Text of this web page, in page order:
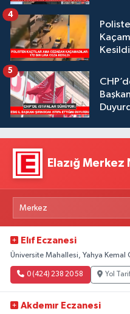
Kesildi
4
5
Elazığ
Elıf Eczanesi
Üniversite Mahallesi, Yahya
0 (424) 238 20 58 Yol
Akdemır Eczanesi